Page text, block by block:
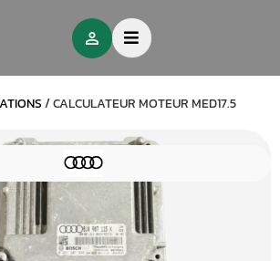
/CALCULATEUR MOTEUR MED17.5